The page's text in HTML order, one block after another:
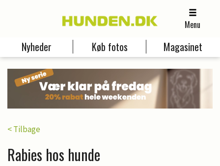
Menu
Nyheder Køb fotos Magasinet
< Tilbage
Rabies hos hunde